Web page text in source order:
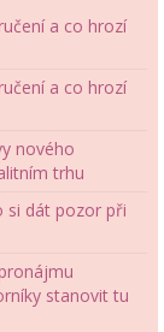
a co hrozí
a co hrozí
nového
trhu
si dát pozor při
stanovit tu